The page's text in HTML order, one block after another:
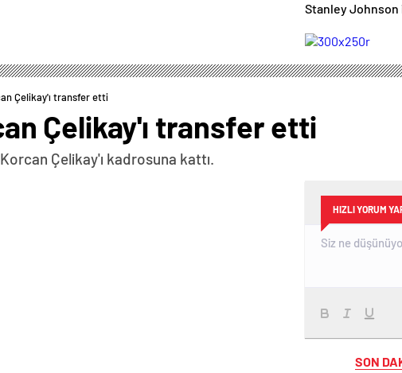
Stanley Johnson
Çelikay'ı transfer etti
Çelikay'ı transfer etti
Çelikay'ı kadrosuna kattı.
HIZLI YORUM
SON